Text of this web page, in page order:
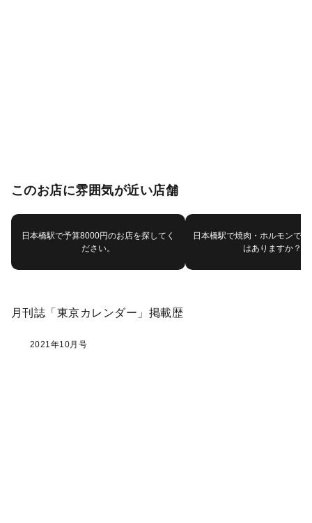
このお店に雰囲気が近い店舗
日本橋駅で予算8000円のお店を探してく
ださい。
日本橋駅で焼肉・ホルモンで
はありますか？
月刊誌「東京カレンダー」掲載歴
2021年10月号